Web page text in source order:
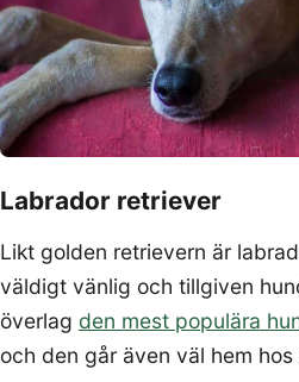
Labrador retriever
Likt golden retrievern är
väldigt vänlig och tillgiven
överlag den mest populära
och den går även väl hem hos